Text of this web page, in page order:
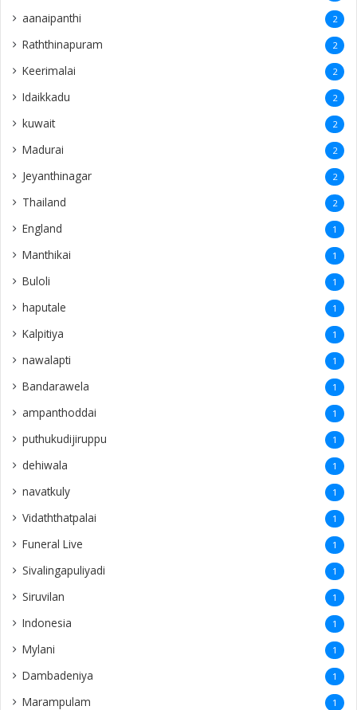
aanaipanthi 2
Raththinapuram 2
Keerimalai 2
Idaikkadu 2
kuwait 2
Madurai 2
Jeyanthinagar 2
Thailand 2
England 1
Manthikai 1
Buloli 1
haputale 1
Kalpitiya 1
nawalapti 1
Bandarawela 1
ampanthoddai 1
puthukudijiruppu 1
dehiwala 1
navatkuly 1
Vidaththatpalai 1
Funeral Live 1
Sivalingapuliyadi 1
Siruvilan 1
Indonesia 1
Mylani 1
Dambadeniya 1
Marampulam 1